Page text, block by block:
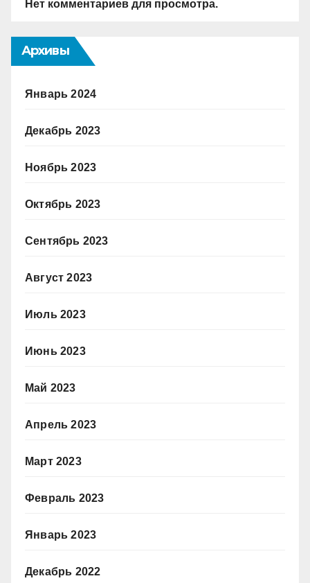
Нет комментариев для просмотра.
Архивы
Январь 2024
Декабрь 2023
Ноябрь 2023
Октябрь 2023
Сентябрь 2023
Август 2023
Июль 2023
Июнь 2023
Май 2023
Апрель 2023
Март 2023
Февраль 2023
Январь 2023
Декабрь 2022